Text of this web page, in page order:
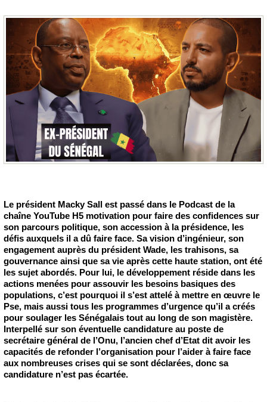
Le président Macky Sall est passé dans le Podcast de la
chaîne YouTube H5 motivation pour faire des confidences sur
son parcours politique, son accession à la présidence, les
défis auxquels il a dû faire face. Sa vision d’ingénieur, son
engagement auprès du président Wade, les trahisons, sa
gouvernance ainsi que sa vie après cette haute station, ont été
les sujet abordés. Pour lui, le développement réside dans les
actions menées pour assouvir les besoins basiques des
populations, c’est pourquoi il s’est attelé à mettre en œuvre le
Pse, mais aussi tous les programmes d’urgence qu’il a créés
pour soulager les Sénégalais tout au long de son magistère.
Interpellé sur son éventuelle candidature au poste de
secrétaire général de l’Onu, l’ancien chef d’Etat dit avoir les
capacités de refonder l’organisation pour l’aider à faire face
aux nombreuses crises qui se sont déclarées, donc sa
candidature n’est pas écartée.